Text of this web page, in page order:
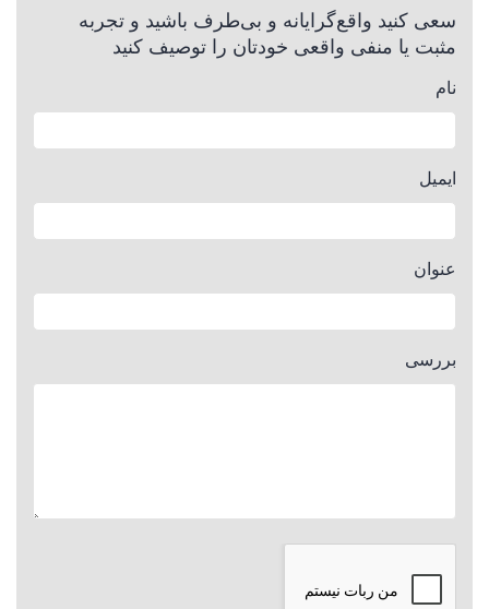
سعی کنید واقع‌گرایانه و بی‌طرف باشید و تجربه
مثبت یا منفی واقعی خودتان را توصیف کنید
نام
ایمیل
عنوان
بررسی